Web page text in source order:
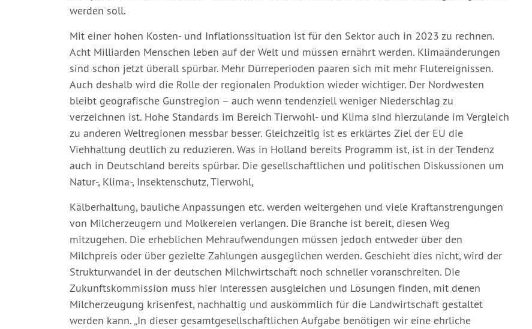
werden soll.
Mit einer hohen Kosten- und Inflationssituation ist für den Sektor auch in 2023 zu rechnen.
Acht Milliarden Menschen leben auf der Welt und müssen ernährt werden. Klimaänderungen
sind schon jetzt überall spürbar. Mehr Dürreperioden paaren sich mit mehr Flutereignissen.
Auch deshalb wird die Rolle der regionalen Produktion wieder wichtiger. Der Nordwesten
bleibt geografische Gunstregion – auch wenn tendenziell weniger Niederschlag zu
verzeichnen ist. Hohe Standards im Bereich Tierwohl- und Klima sind hierzulande im Vergleich
zu anderen Weltregionen messbar besser. Gleichzeitig ist es erklärtes Ziel der EU die
Viehhaltung deutlich zu reduzieren. Was in Holland bereits Programm ist, ist in der Tendenz
auch in Deutschland bereits spürbar. Die gesellschaftlichen und politischen Diskussionen um
Natur-, Klima-, Insektenschutz, Tierwohl,
Kälberhaltung, bauliche Anpassungen etc. werden weitergehen und viele Kraftanstrengungen
von Milcherzeugern und Molkereien verlangen. Die Branche ist bereit, diesen Weg
mitzugehen. Die erheblichen Mehraufwendungen müssen jedoch entweder über den
Milchpreis oder über gezielte Zahlungen ausgeglichen werden. Geschieht dies nicht, wird der
Strukturwandel in der deutschen Milchwirtschaft noch schneller voranschreiten. Die
Zukunftskommission muss hier Interessen ausgleichen und Lösungen finden, mit denen
Milcherzeugung krisenfest, nachhaltig und auskömmlich für die Landwirtschaft gestaltet
werden kann. „In dieser gesamtgesellschaftlichen Aufgabe benötigen wir eine ehrliche